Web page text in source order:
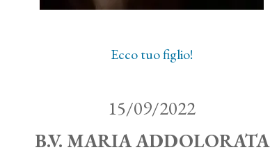
Ecco tuo figlio!
15/09/2022
B.V. MARIA ADDOLORATA